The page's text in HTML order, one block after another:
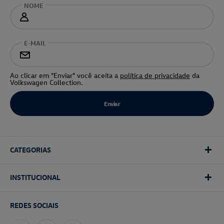
NOME
E-MAIL
Ao clicar em "Enviar" você aceita a política de privacidade da
Volkswagen Collection.
CATEGORIAS
INSTITUCIONAL
REDES SOCIAIS